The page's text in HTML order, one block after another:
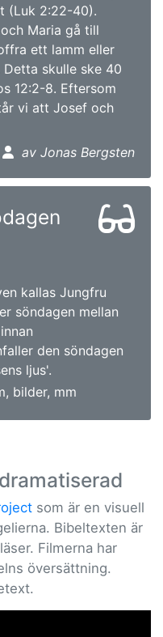
(Luk 2:22-40).
Maria gå till
ett lamm eller
skulle ske 40
12:2-8. Eftersom
vi att Josef och
av Jonas Bergsten
kallas Jungfru
söndagen mellan
den söndagen
ljus'.
bilder, mm
som är en visuell
Bibeltexten är
Filmerna har
översättning.